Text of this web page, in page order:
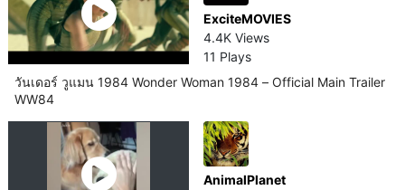
ExciteMOVIES
4.4K Views
11 Plays
วันเดอร์ วูแมน 1984 Wonder Woman 1984 – Official Main Trailer
WW84
AnimalPlanet